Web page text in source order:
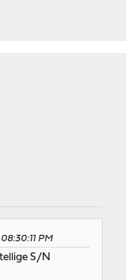
PM
S/N